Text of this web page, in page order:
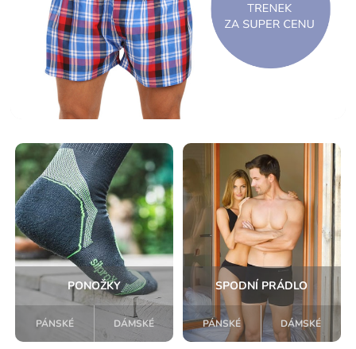
PONOŽKY
PÁNSKÉ DÁMSKÉ
SPODNÍ PRÁDLO
PÁNSKÉ DÁMSKÉ